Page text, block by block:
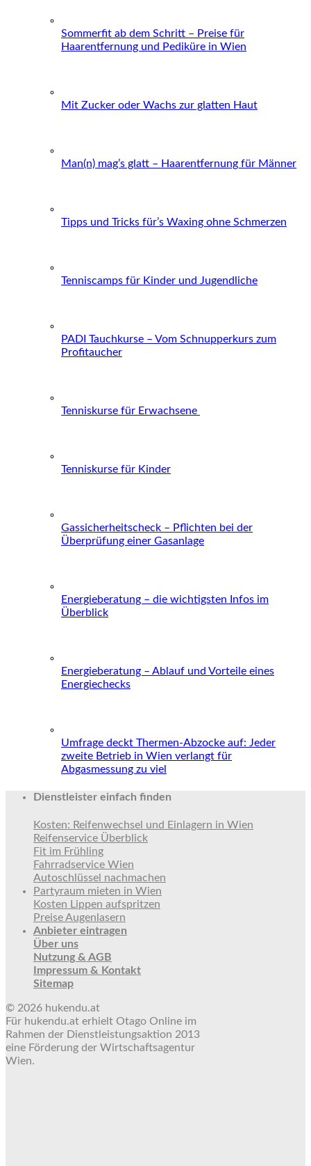
Sommerfit ab dem Schritt – Preise für
Haarentfernung und Pediküre in Wien
Mit Zucker oder Wachs zur glatten Haut
Man(n) mag’s glatt – Haarentfernung für Männer
Tipps und Tricks für’s Waxing ohne Schmerzen
Tenniscamps für Kinder und Jugendliche
PADI Tauchkurse – Vom Schnupperkurs zum
Profitaucher
Tenniskurse für Erwachsene
Tenniskurse für Kinder
Gassicherheitscheck – Pflichten bei der
Überprüfung einer Gasanlage
Energieberatung – die wichtigsten Infos im
Überblick
Energieberatung – Ablauf und Vorteile eines
Energiechecks
Umfrage deckt Thermen-Abzocke auf: Jeder
zweite Betrieb in Wien verlangt für
Abgasmessung zu viel
Dienstleister einfach finden
Kosten: Reifenwechsel und Einlagern in Wien
Reifenservice Überblick
Fit im Frühling
Fahrradservice Wien
Autoschlüssel nachmachen
Partyraum mieten in Wien
Kosten Lippen aufspritzen
Preise Augenlasern
Anbieter eintragen
Über uns
Nutzung & AGB
Impressum & Kontakt
Sitemap
© 2026 hukendu.at
Für hukendu.at erhielt Otago Online im
Rahmen der Dienstleistungsaktion 2013
eine Förderung der Wirtschaftsagentur
Wien.